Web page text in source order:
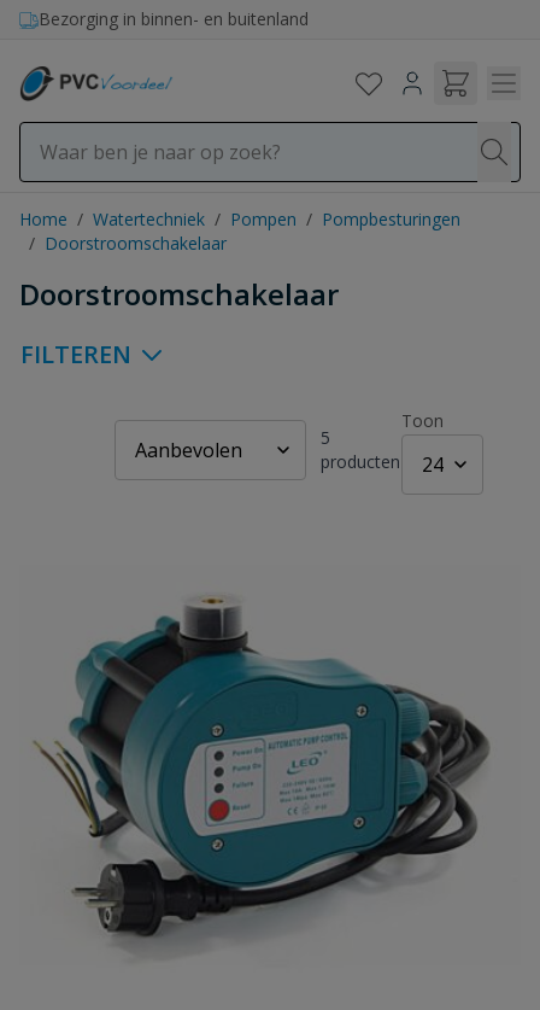
Ga naar de inhoud
Bezorging in binnen- en buitenland
Home / Watertechniek / Pompen / Pompbesturingen
/ Doorstroomschakelaar
Doorstroomschakelaar
FILTEREN
5
producten
Toon